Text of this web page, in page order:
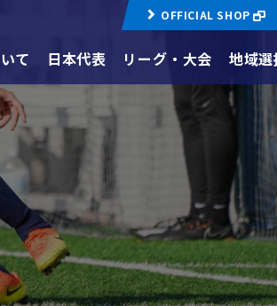
OFFICIAL SHOP
て 日本代表 リーグ・大会 地域選